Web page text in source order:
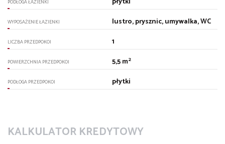
PODŁOGA ŁAZIENKI
WYPOSAŻENIE ŁAZIENKI lustro, prysznic, umywalka, WC
LICZBA PRZEDPOKOI 1
POWIERZCHNIA PRZEDPOKOI 5,5 m2
PODŁOGA PRZEDPOKOI płytki
KALKULATOR KREDYTOWY